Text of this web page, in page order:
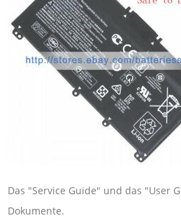
Das "Service Guide" und das "User
Dokumente.